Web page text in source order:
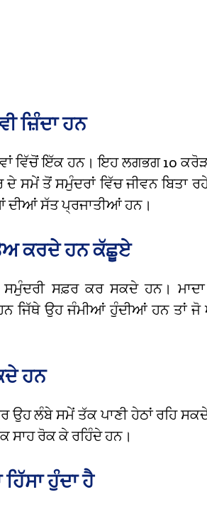
ਜ਼ਿੰਦਾ ਹਨ
ਵਿੱਚੋਂ ਇੱਕ ਹਨ। ਇਹ ਲਗਭਗ 10 ਕਰੋੜ
ਸਮੇਂ ਤੋਂ ਸਮੁੰਦਰਾਂ ਵਿੱਚ ਜੀਵਨ ਬਿਤਾ
ਸੱਤ ਪ੍ਰਜਾਤੀਆਂ ਹਨ।
ਕਰਦੇ ਹਨ ਕੱਛੂਏ
ਸਮੁੰਦਰੀ ਸਫ਼ਰ ਕਰ ਸਕਦੇ ਹਨ।
ਜਿੱਥੇ ਉਹ ਜੰਮੀਆਂ ਹੁੰਦੀਆਂ ਹਨ ਤਾਂ
ਹਨ
ਉਹ ਲੰਬੇ ਸਮੇਂ ਤੱਕ ਪਾਣੀ ਹੇਠਾਂ ਰਹਿ
ਰੋਕ ਕੇ ਰਹਿੰਦੇ ਹਨ।
ਹੁੰਦਾ ਹੈ